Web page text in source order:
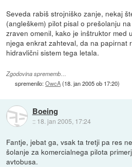
Seveda rabiš strojniško zanje, nekaj
(angleškem) pilot pisal o prešolanju
zraven omenil, kako je inštruktor med
njega enkrat zahteval, da na papirnat
hidravlični sistem tega letala.
Zgodovina sprememb…
spremenilo:OwcA(18. jan 2005 ob 17:20)
Boeing
:: 18. jan 2005, 17:24
Fantje, jebat ga, vsak ta tretji pa res
šolanje za komercialnega pilota
avtobusa.